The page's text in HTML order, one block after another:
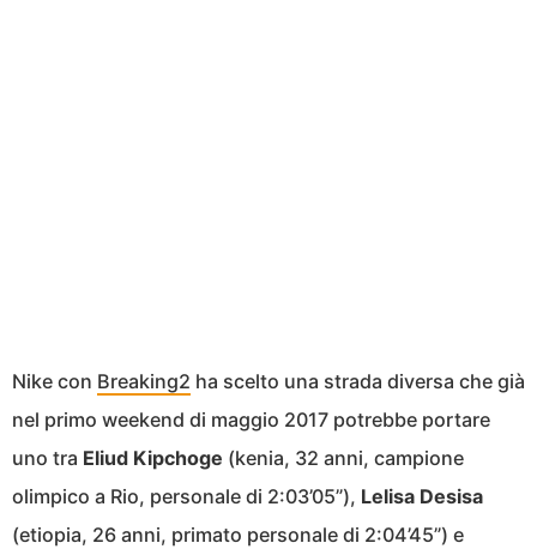
Nike con Breaking2 ha scelto una strada diversa che già
nel primo weekend di maggio 2017 potrebbe portare
uno tra Eliud Kipchoge (kenia, 32 anni, campione
olimpico a Rio, personale di 2:03’05”), Lelisa Desisa
(etiopia, 26 anni, primato personale di 2:04’45”) e